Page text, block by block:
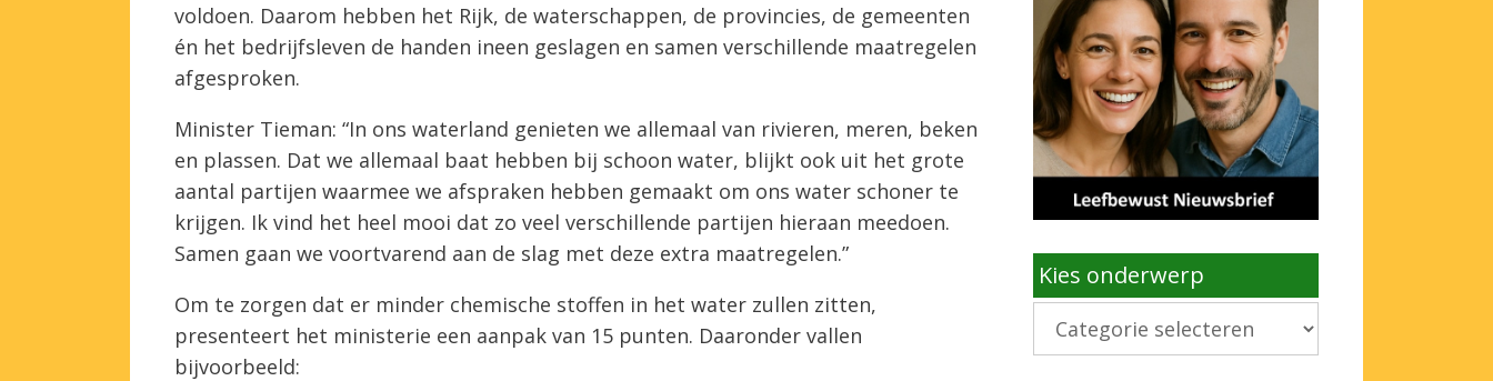
voldoen. Daarom hebben het Rijk, de waterschappen, de provincies, de gemeenten
én het bedrijfsleven de handen ineen geslagen en samen verschillende maatregelen
afgesproken.
Minister Tieman: “In ons waterland genieten we allemaal van rivieren, meren, beken
en plassen. Dat we allemaal baat hebben bij schoon water, blijkt ook uit het grote
aantal partijen waarmee we afspraken hebben gemaakt om ons water schoner te
krijgen. Ik vind het heel mooi dat zo veel verschillende partijen hieraan meedoen.
Samen gaan we voortvarend aan de slag met deze extra maatregelen.”
Om te zorgen dat er minder chemische stoffen in het water zullen zitten,
presenteert het ministerie een aanpak van 15 punten. Daaronder vallen
bijvoorbeeld:
Kies onderwerp
Kies
onderwerp